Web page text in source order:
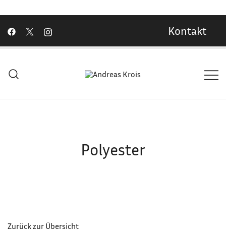
Kontakt
Polyester
Zurück zur Übersicht